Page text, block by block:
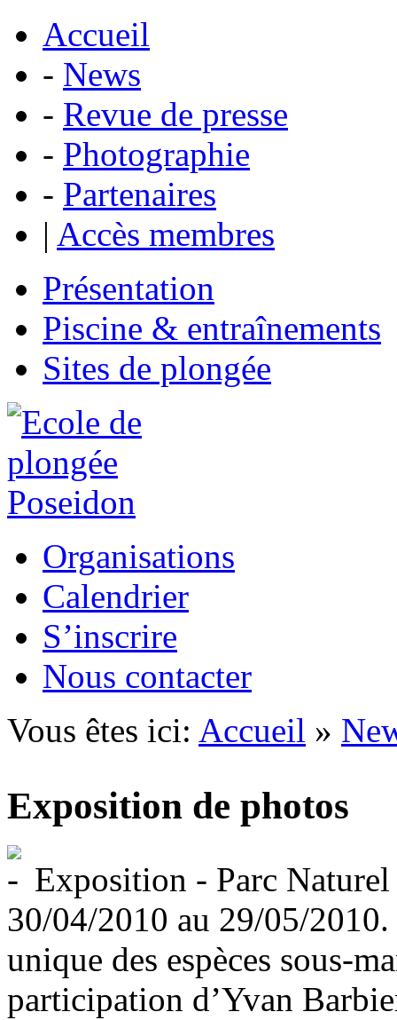
Accueil
- News
- Revue de presse
- Photographie
- Partenaires
| Accès membres
Présentation
Piscine & entraînements
Sites de plongée
Organisations
Calendrier
S’inscrire
Nous contacter
Vous êtes ici: Accueil »
Exposition de photos
Exposition - Parc
30/04/2010 au 29/05/
unique des espèces sous-
participation d’Yvan